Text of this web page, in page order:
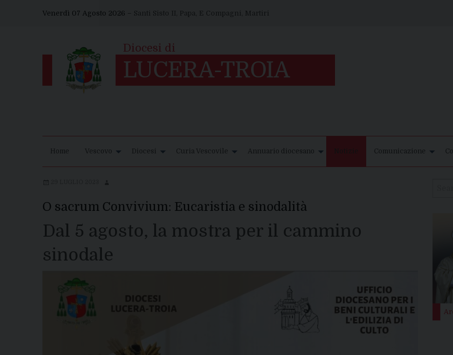
Venerdì 07 Agosto 2026 – Santi Sisto II, Papa, E Compagni, Martiri
Home Vescovo Diocesi Curia Vescovile Annuario diocesano Notizie Comunicazione
O sacrum Convivium: Eucaristia e sinodalità
Dal 5 agosto, la mostra per il cammino
sinodale